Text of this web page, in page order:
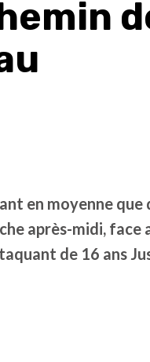
en moyenne que
après-midi, face
de 16 ans